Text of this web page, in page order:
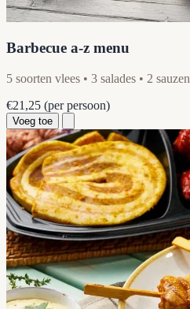
Barbecue a-z menu
5 soorten vlees • 3 salades • 2 sauzen
€21,25 (per persoon)
Voeg toe